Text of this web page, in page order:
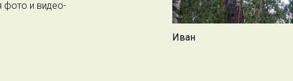
Иван
фото и видео-